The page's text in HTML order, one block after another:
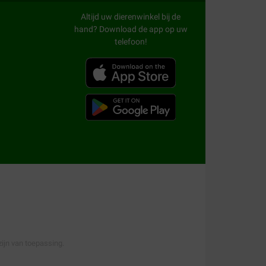
te kunnen ontwikkelen tijdens de
jonge kat van alle essentiële
verhouding van eiwitten en vetten om
van sterke botten en een goed
bij graanvrij voer of een specifieke
Altijd uw dierenwinkel bij de
hand? Download de app op uw
telefoon!